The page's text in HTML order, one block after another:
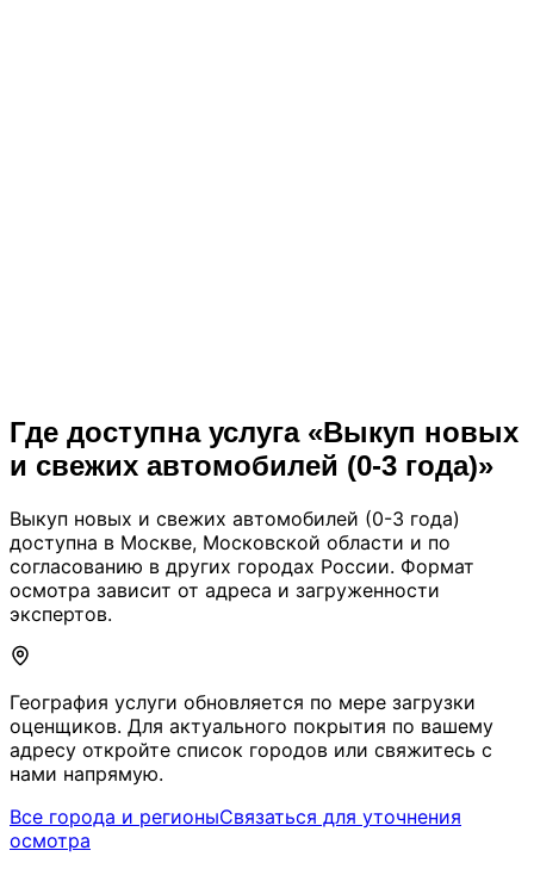
Где доступна услуга «Выкуп новых
и свежих автомобилей (0-3 года)»
Выкуп новых и свежих автомобилей (0-3 года)
доступна в Москве, Московской области и по
согласованию в других городах России. Формат
осмотра зависит от адреса и загруженности
экспертов.
География услуги обновляется по мере загрузки
оценщиков. Для актуального покрытия по вашему
адресу откройте список городов или свяжитесь с
нами напрямую.
Все города и регионыСвязаться для уточнения
осмотра